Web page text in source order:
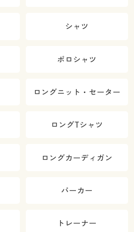
シャツ
ポロシャツ
ロングニット・セーター
ロングTシャツ
ロングカーディガン
パーカー
トレーナー